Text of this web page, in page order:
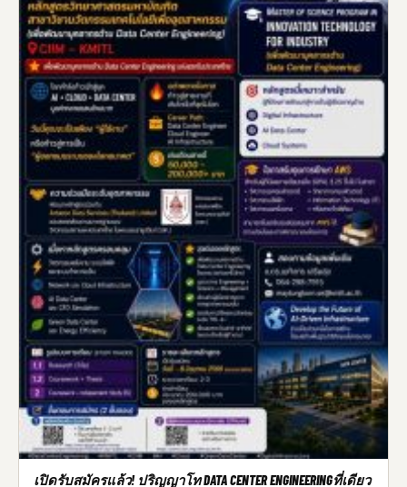
เปิดรับสมัครแล้ว! ปริญญาโท DATA CENTER ENGINEERINGที่เดียว